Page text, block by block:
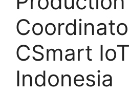
CSmart IoT
Indonesia